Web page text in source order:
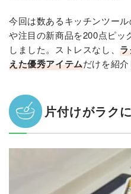
今回は数あるキッチンツー
や注目の新商品を200点ピッ
しました。ストレスなし、
えた優秀アイテムだけを紹介
片付けがラク